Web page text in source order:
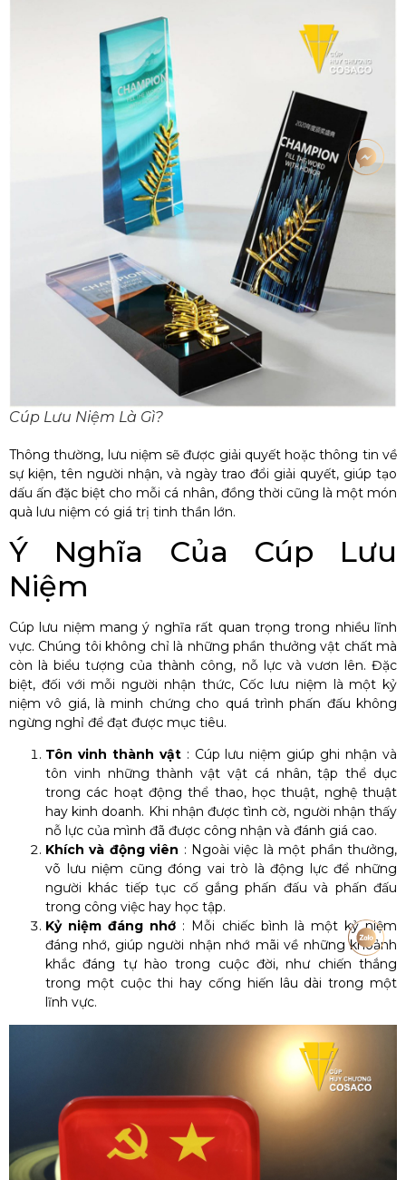
Cúp Lưu Niệm Là Gì?
Thông thường, lưu niệm sẽ được giải quyết hoặc thông tin về
sự kiện, tên người nhận, và ngày trao đổi giải quyết, giúp tạo
dấu ấn đặc biệt cho mỗi cá nhân, đồng thời cũng là một món
quà lưu niệm có giá trị tinh thần lớn.
Ý Nghĩa Của Cúp Lưu
Niệm
Cúp lưu niệm mang ý nghĩa rất quan trọng trong nhiều lĩnh
vực. Chúng tôi không chỉ là những phần thưởng vật chất mà
còn là biểu tượng của thành công, nỗ lực và vươn lên. Đặc
biệt, đối với mỗi người nhận thức, Cốc lưu niệm là một kỷ
niệm vô giá, là minh chứng cho quá trình phấn đấu không
ngừng nghỉ để đạt được mục tiêu.
Tôn vinh thành vật: Cúp lưu niệm giúp ghi nhận và
tôn vinh những thành vật vật cá nhân, tập thể dục
trong các hoạt động thể thao, học thuật, nghệ thuật
hay kinh doanh. Khi nhận được tình cờ, người nhận thấy
nỗ lực của mình đã được công nhận và đánh giá cao.
Khích và động viên : Ngoài việc là một phần thưởng,
võ lưu niệm cũng đóng vai trò là động lực để những
người khác tiếp tục cố gắng phấn đấu và phấn đấu
trong công việc hay học tập.
Kỷ niệm đáng nhớ : Mỗi chiếc bình là một kỷ niệm
đáng nhớ, giúp người nhận nhớ mãi về những khoảnh
khắc đáng tự hào trong cuộc đời, như chiến thắng
trong một cuộc thi hay cống hiến lâu dài trong một
lĩnh vực.